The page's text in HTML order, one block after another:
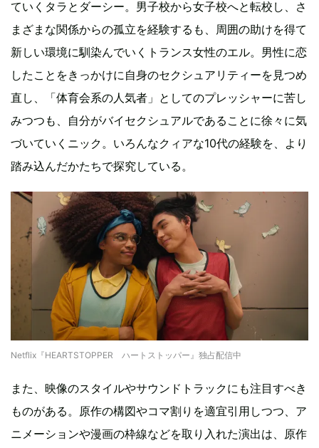
ていくタラとダーシー。男子校から女子校へと転校し、さ
まざまな関係からの孤立を経験するも、周囲の助けを得て
新しい環境に馴染んでいくトランス女性のエル。男性に恋
したことをきっかけに自身のセクシュアリティーを見つめ
直し、「体育会系の人気者」としてのプレッシャーに苦し
みつつも、自分がバイセクシュアルであることに徐々に気
づいていくニック。いろんなクィアな10代の経験を、より
踏み込んだかたちで探究している。
Netflix『HEARTSTOPPER ハートストッパー』独占配信中
また、映像のスタイルやサウンドトラックにも注目すべき
ものがある。原作の構図やコマ割りを適宜引用しつつ、ア
ニメーションや漫画の枠線などを取り入れた演出は、原作